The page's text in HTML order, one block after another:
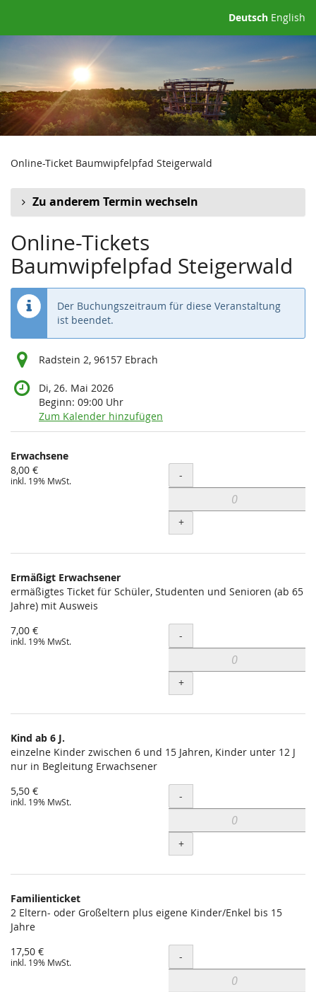
Deutsch English
Online-Ticket Baumwipfelpfad Steigerwald
Zu anderem Termin wechseln
Online-Tickets
Baumwipfelpfad Steigerwald
Der Buchungszeitraum für diese Veranstaltung
ist beendet.
Radstein 2, 96157 Ebrach
Di, 26. Mai 2026
Beginn: 09:00 Uhr
Zum Kalender hinzufügen
Produkte
Unkategorisierte
Produkte
Erwachsene
8,00 €
inkl. 19% MwSt. Menge
-
+
Ermäßigt Erwachsener
ermäßigtes Ticket für Schüler, Studenten und Senioren (ab 65
Jahre) mit Ausweis
7,00 €
inkl. 19% MwSt. Menge
-
+
Kind ab 6 J.
einzelne Kinder zwischen 6 und 15 Jahren, Kinder unter 12 J
nur in Begleitung Erwachsener
5,50 €
inkl. 19% MwSt. Menge
-
+
Familienticket
2 Eltern- oder Großeltern plus eigene Kinder/Enkel bis 15
Jahre
17,50 €
inkl. 19% MwSt. Menge
-